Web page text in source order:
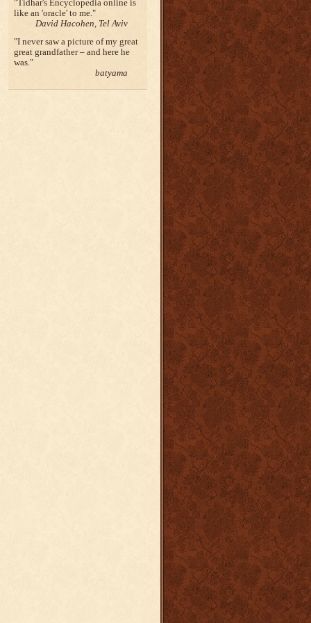
Tidhar's Encyclopedia online is
like an 'oracle' to me.
David Hacohen, Tel Aviv
I never saw a picture of my great
great grandfather – and here he
was.
batyama